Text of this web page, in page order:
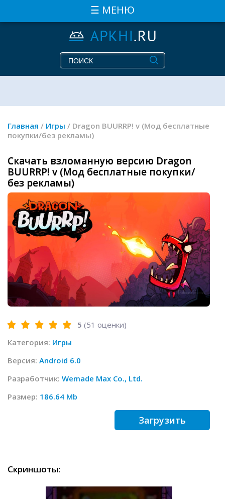
☰ МЕНЮ
Главная / Игры / Dragon BUURRP! v (Мод бесплатные
покупки/без рекламы)
Скачать взломанную версию Dragon
BUURRP! v (Мод бесплатные покупки/
без рекламы)
5 (51 оценки)
Категория: Игры
Версия: Android 6.0
Разработчик: Wemade Max Co., Ltd.
Размер: 186.64 Mb
Загрузить
Скриншоты: